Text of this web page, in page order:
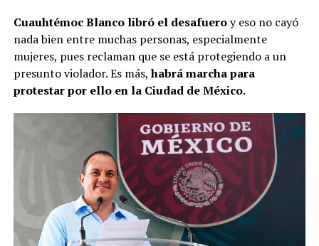
Cuauhtémoc Blanco libró el desafueroy eso no cayó
nada bien entre muchas personas, especialmente
mujeres, pues reclaman que se está protegiendo a un
presunto violador. Es más,habrá marcha para
protestar por ello en la Ciudad de México.